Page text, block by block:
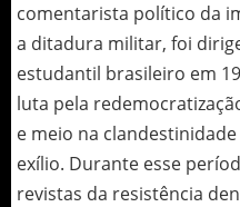
comentarista político da
a ditadura militar, foi
estudantil brasileiro em
luta pela
e meio na
exílio. Durante esse
revistas da resistência